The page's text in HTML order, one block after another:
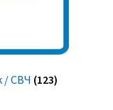
/ СВЧ (123)